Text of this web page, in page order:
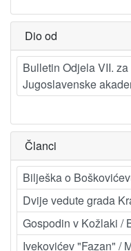
Dio od
Bulletin Odjela VII.
Jugoslavenske
Članci
Bilješka o
Dvije vedute grada
Gospodin v Kožlaki /
Ivekovićev "Fazan" /